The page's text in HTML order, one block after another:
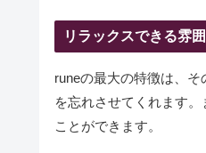
リラックスできる雰
runeの最大の特徴は、
を忘れさせてくれます
ことができます。